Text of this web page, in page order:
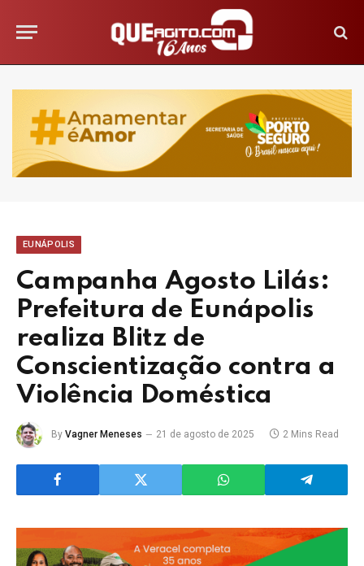
EUNÁPOLIS
Campanha Agosto Lilás:
Prefeitura de Eunápolis
realiza Blitz de
Conscientização contra a
Violência Doméstica
By Vagner Meneses 21 de agosto de 2025 2 Mins Read